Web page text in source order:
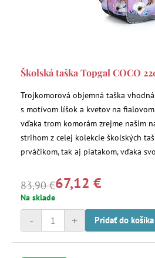
Školská taška Topgal COCO
Trojkomorová objemná taška
s motívom líšok a kvetov na fialovom
vďaka trom komorám zrejme našim
strihom z celej kolekcie školských
prváčikom, tak aj piatakom, vďaka
83,90 €67,12 €
Na sklade
+
- Pridať do košíka